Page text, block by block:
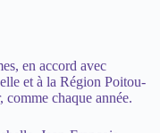
en accord avec
et à la Région Poitou-
comme chaque année.